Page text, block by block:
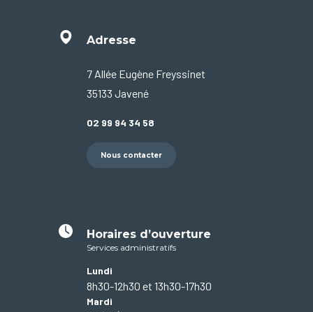
Adresse
7 Allée Eugène Freyssinet
35133 Javené
02 99 94 34 58
Nous contacter
Horaires d’ouverture
Services administratifs
Lundi
8h30-12h30 et 13h30-17h30
Mardi